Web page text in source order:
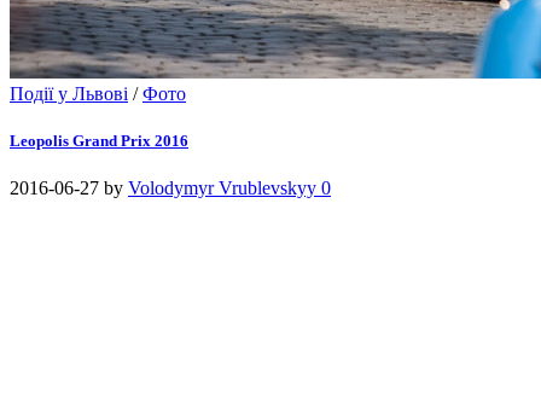
Події у Львові /Фото
Leopolis Grand Prix 2016
2016-06-27 by Volodymyr Vrublevskyy 0